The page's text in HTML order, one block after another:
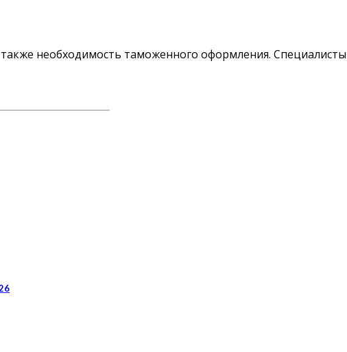
необходимость таможенного оформления.